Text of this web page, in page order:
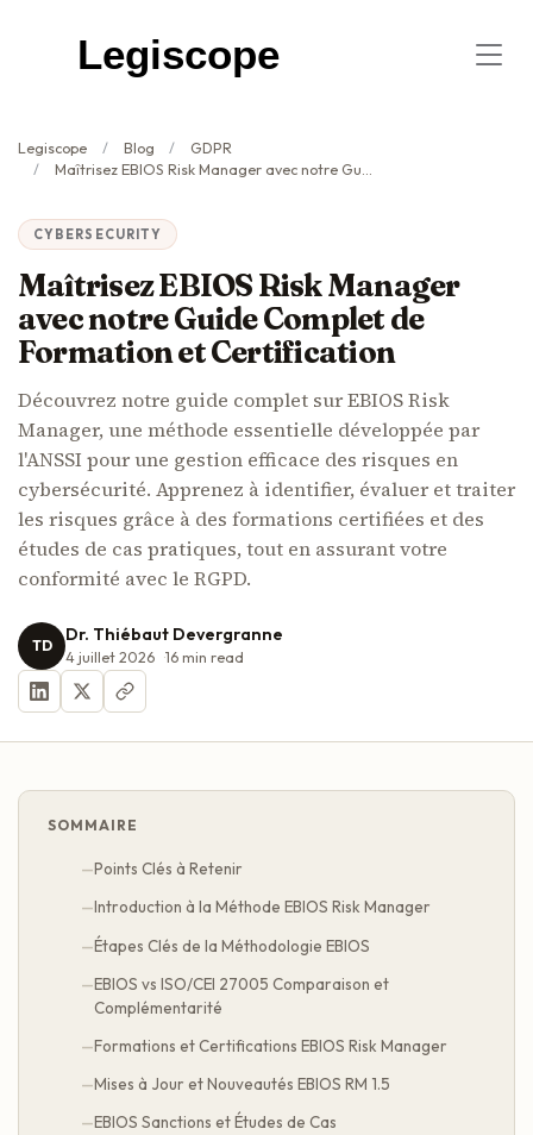
Legiscope
Legiscope Blog
GDPR
Maîtrisez EBIOS Risk Manager avec notre Guide Complet de Formation et Certification
CYBERSECURITY
Maîtrisez EBIOS Risk Manager
avec notre Guide Complet de
Formation et Certification
Découvrez notre guide complet sur EBIOS Risk
Manager, une méthode essentielle développée par
l'ANSSI pour une gestion efficace des risques en
cybersécurité. Apprenez à identifier, évaluer et traiter
les risques grâce à des formations certifiées et des
études de cas pratiques, tout en assurant votre
conformité avec le RGPD.
TD Dr. Thiébaut Devergranne
4 juillet 2026 16 min read
SOMMAIRE
Points Clés à Retenir
Introduction à la Méthode EBIOS Risk Manager
Étapes Clés de la Méthodologie EBIOS
EBIOS vs ISO/CEI 27005 Comparaison et
Complémentarité
Formations et Certifications EBIOS Risk Manager
Mises à Jour et Nouveautés EBIOS RM 1.5
EBIOS Sanctions et Études de Cas